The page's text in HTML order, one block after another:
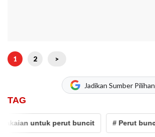
1 2 >
Jadikan Sumber Pilihan
TAG
untuk perut buncit # Perut buncit